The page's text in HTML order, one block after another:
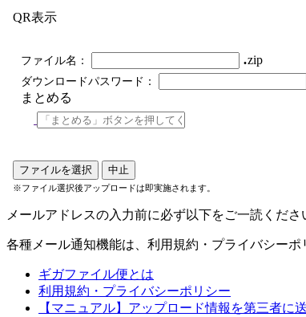
QR表示
ファイル名： .zip
ダウンロードパスワード：
まとめる
ファイルを選択 中止
※ファイル選択後アップロードは即実施されます。
メールアドレスの入力前に必ず以下をご一読くださ
各種メール通知機能は、利用規約・プライバシー
ギガファイル便とは
利用規約・プライバシーポリシー
【マニュアル】アップロード情報を第三者に